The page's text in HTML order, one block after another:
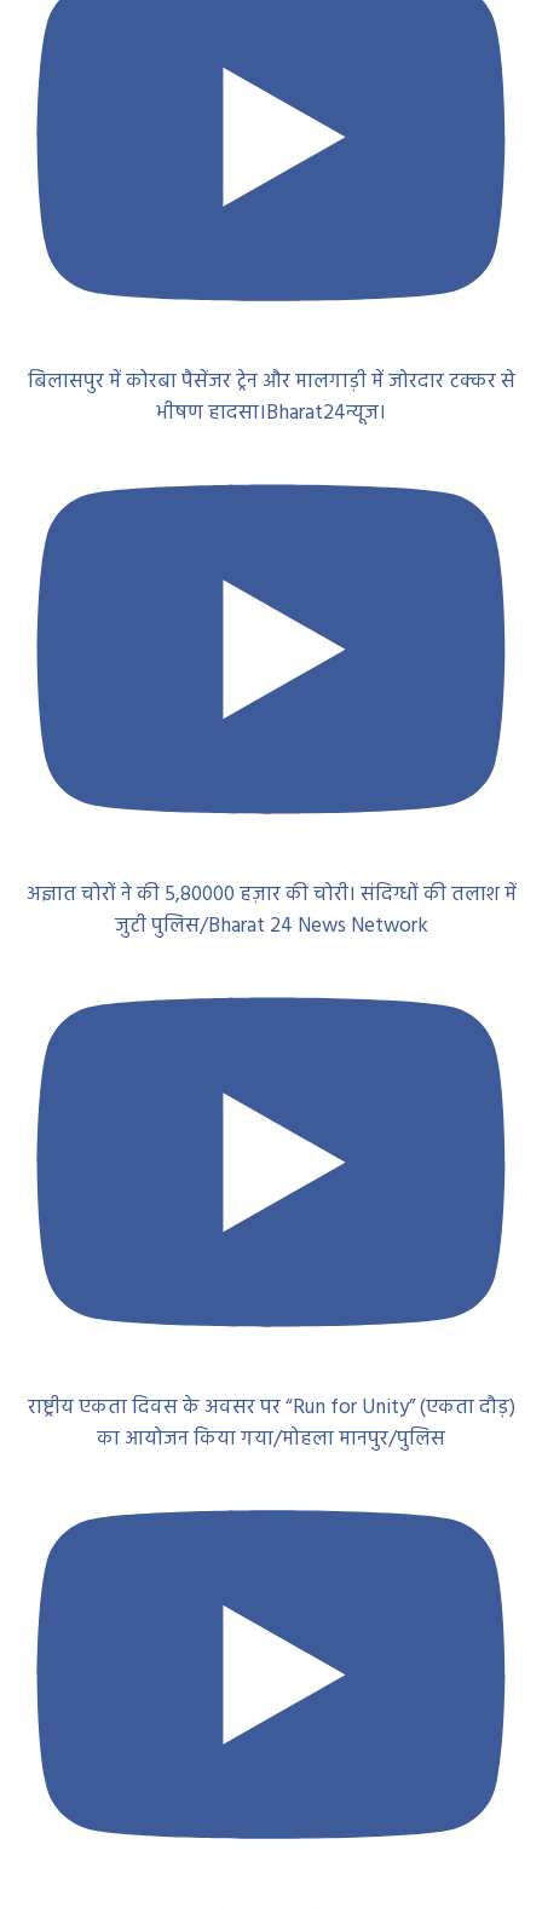
बिलासपुर में कोरबा पैसेंजर ट्रेन और मालगाड़ी में जोरदार टक्कर से
भीषण हादसा।Bharat24न्यूज।
अज्ञात चोरों ने की 5,80000 हज़ार की चोरी। संदिग्धों की तलाश में
जुटी पुलिस/Bharat 24 News Network
राष्ट्रीय एकता दिवस के अवसर पर “Run for Unity” (एकता दौड़)
का आयोजन किया गया/मोहला मानपुर/पुलिस